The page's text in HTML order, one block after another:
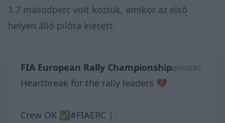
1.7 másodperc volt köztük, amikor az első
helyen álló pilóta kiesett.
FIA European Rally Championship@FIAERC
Heartbreak for the rally leaders 💔
Crew OK ✅#FIAERC |